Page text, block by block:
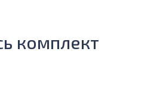
комплект